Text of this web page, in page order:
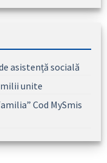
asistență socială
unite
Cod MySmis